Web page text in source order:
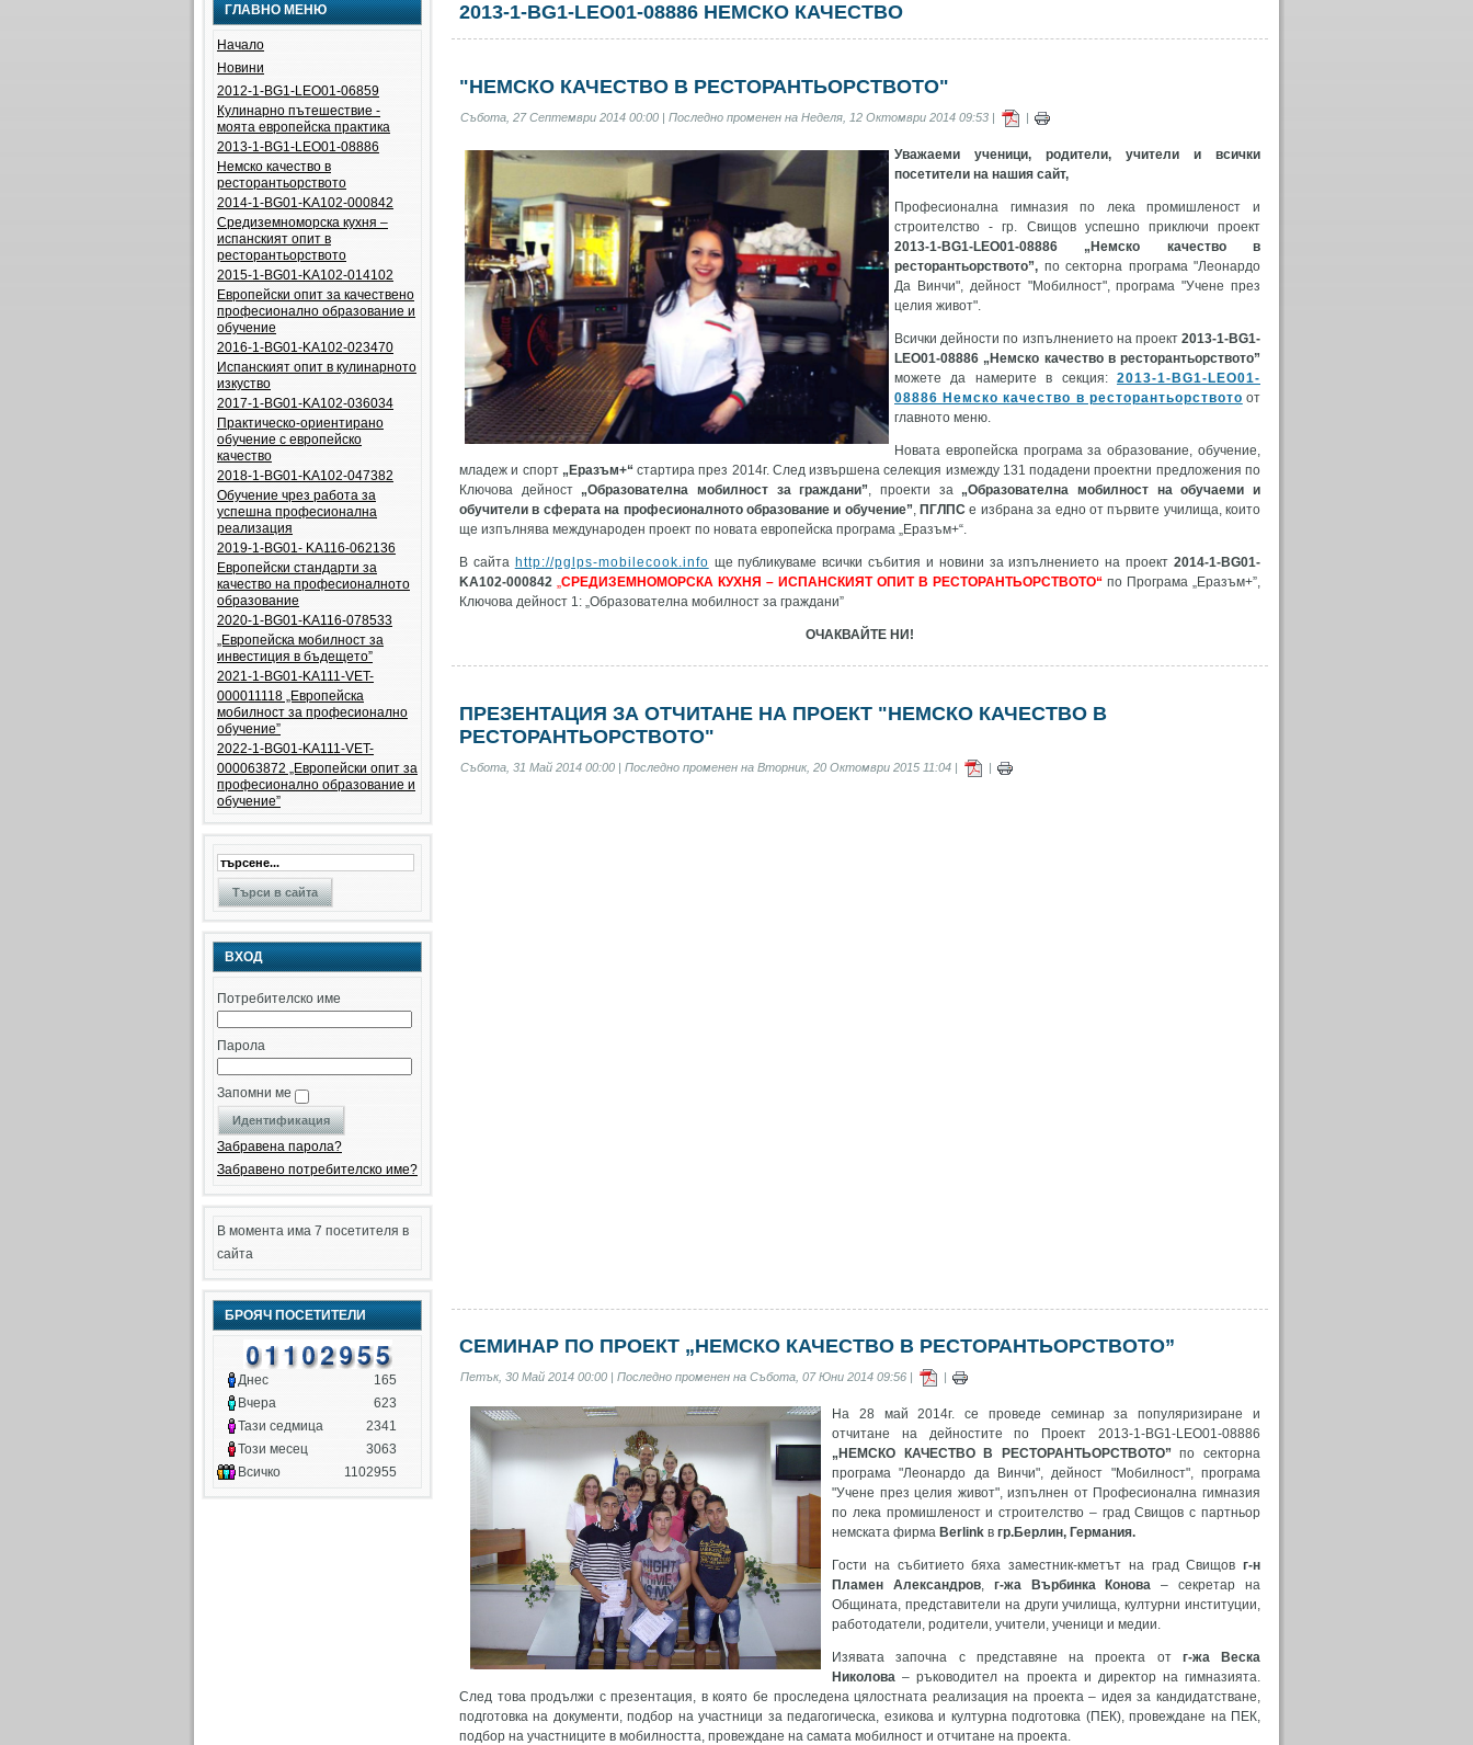
ГЛАВНО МЕНЮ
Начало
Новини
2012-1-BG1-LEO01-06859
Кулинарно пътешествие -
моята европейска практика
2013-1-BG1-LEO01-08886
Немско качество в
ресторантьорството
2014-1-BG01-KA102-000842
Средиземноморска кухня –
испанският опит в
ресторантьорството
2015-1-BG01-KA102-014102
Европейски опит за качествено
професионално образование и
обучение
2016-1-BG01-KA102-023470
Испанският опит в кулинарното
изкуство
2017-1-BG01-KA102-036034
Практическо-ориентирано
обучение с европейско
качество
2018-1-BG01-KA102-047382
Обучение чрез работа за
успешна професионална
реализация
2019-1-BG01- KA116-062136
Европейски стандарти за
качество на професионалното
образование
2020-1-BG01-KA116-078533
„Европейска мобилност за
инвестиция в бъдещето”
2021-1-BG01-KA111-VET-
000011118 „Европейска
мобилност за професионално
обучение”
2022-1-BG01-KA111-VET-
000063872 „Eвропейски опит за
професионално образование и
обучение”
ВХОД
Потребителско име
Парола
Запомни ме
Забравена парола?
Забравено потребителско име?
В момента има 7 посетителя в
сайта
БРОЯЧ ПОСЕТИТЕЛИ
Днес
165
Вчера
623
Тази седмица
2341
Този месец
3063
Всичко
1102955
2013-1-BG1-LEO01-08886 НЕМСКО КАЧЕСТВО
"НЕМСКО КАЧЕСТВО В РЕСТОРАНТЬОРСТВОТО"
Събота, 27 Септември 2014 00:00 | Последно променен на Неделя, 12 Октомври 2014 09:53 | |
Уважаеми ученици, родители, учители и всички
посетители на нашия сайт,
Професионална гимназия по лека промишленост и
строителство - гр. Свищов успешно приключи проект
2013-1-BG1-LEO01-08886 „Немско качество в
ресторантьорството”, по секторна програма "Леонардо
Да Винчи", дейност "Мобилност", програма "Учене през
целия живот".
Всички дейности по изпълнението на проект 2013-1-BG1-
LEO01-08886 „Немско качество в ресторантьорството”
можете да намерите в секция: 2013-1-BG1-LEO01-
08886 Немско качество в ресторантьорството от
главното меню.
Новата европейска програма за образование, обучение,
младеж и спорт „Еразъм+“стартира през 2014г. След извършена селекция измежду 131 подадени проектни предложения по
Ключова дейност „Образователна мобилност за граждани”, проекти за „Образователна мобилност на обучаеми и
обучители в сферата на професионалното образование и обучение”, ПГЛПСe избрана за едно от първите училища, които
ще изпълнява международен проект по новата европейска програма „Еразъм+“.
В сайта http://pglps-mobilecook.info ще публикуваме всички събития и новини за изпълнението на проект2014-1-BG01-
KA102-000842 „СРЕДИЗЕМНОМОРСКА КУХНЯ – ИСПАНСКИЯТ ОПИТ В РЕСТОРАНТЬОРСТВОТО“ по Програма „Еразъм+”,
Ключова дейност 1: „Образователна мобилност за граждани”
ОЧАКВАЙТЕ НИ!
ПРЕЗЕНТАЦИЯ ЗА ОТЧИТАНЕ НА ПРОЕКТ "НЕМСКО КАЧЕСТВО В
РЕСТОРАНТЬОРСТВОТО"
Събота, 31 Май 2014 00:00 | Последно променен на Вторник, 20 Октомври 2015 11:04 | |
СЕМИНАР ПО ПРОЕКТ „НЕМСКО КАЧЕСТВО В РЕСТОРАНТЬОРСТВОТО”
Петък, 30 Май 2014 00:00 | Последно променен на Събота, 07 Юни 2014 09:56 | |
На 28 май 2014г. се проведе семинар за популяризиране и
отчитане на дейностите по Проект 2013-1-BG1-LEO01-08886
„НЕМСКО КАЧЕСТВО В РЕСТОРАНТЬОРСТВОТО”по секторна
програма "Леонардо да Винчи", дейност "Мобилност", програма
"Учене през целия живот", изпълнен от Професионална гимназия
по лека промишленост и строителство – град Свищов с партньор
немската фирма Berlink в гр.Берлин, Германия.
Гости на събитието бяха заместник-кметът на град Свищов г-н
Пламен Александров, г-жа Върбинка Конова – секретар на
Общината, представители на други училища, културни институции,
работодатели, родители, учители, ученици и медии.
Изявата започна с представяне на проекта от г-жа Веска
Николова – ръководител на проекта и директор на гимназията.
След това продължи с презентация, в която бе проследена цялостната реализация на проекта – идея за кандидатстване,
подготовка на документи, подбор на участници за педагогическа, езикова и културна подготовка (ПЕК), провеждане на ПЕК,
подбор на участниците в мобилността, провеждане на самата мобилност и отчитане на проекта.